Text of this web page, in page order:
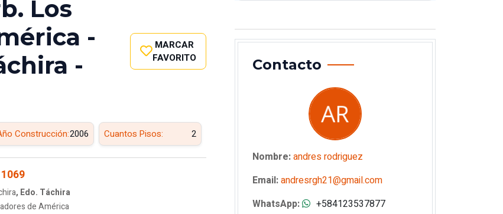
Los
-
-
MARCAR
FAVORITO
Construcción:2006 Cuantos Pisos: 2
1069
, Edo. Táchira
de América
Contacto
Nombre:andres rodriguez
Email:andresrgh21@gmail.com
WhatsApp:
+584123537877